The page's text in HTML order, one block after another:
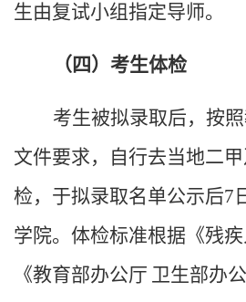
生由复试小组指定导师。
（四）考生体检
考生被拟录取后，按
文件要求，自行去当地二
检，于拟录取名单公示后7
学院。体检标准根据《残
《教育部办公厅 卫生部办